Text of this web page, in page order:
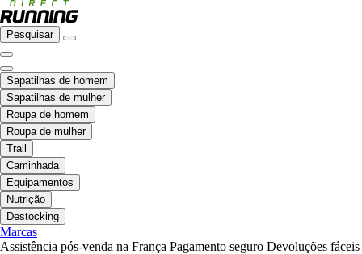
Pesquisar
Sapatilhas de homem
Sapatilhas de mulher
Roupa de homem
Roupa de mulher
Trail
Caminhada
Equipamentos
Nutrição
Destocking
Marcas
Assistência pós-venda na França Pagamento seguro Devoluções fáceis